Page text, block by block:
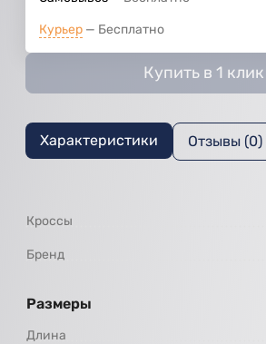
Курьер Бесплатно
Купить в 1 клик
Характеристики Отзывы (0)
Кроссы
Бренд
Размеры
Длина